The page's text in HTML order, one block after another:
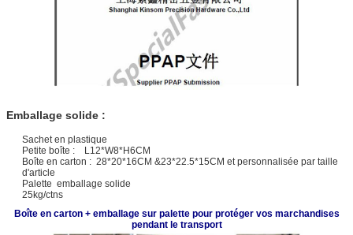
Emballage solide :
Sachet en plastique
Petite boîte : L12*W8*H6CM
Boîte en carton : 28*20*16CM &23*22.5*15CM et personnalisée par taille
d'article
Palette emballage solide
25kg/ctns
Boîte en carton + emballage sur palette pour protéger vos marchandises
pendant le transport